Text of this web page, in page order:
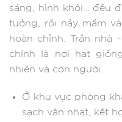
sáng, hình khối… đều
tưởng, rồi nảy mầm
hoàn chỉnh. Trần nhà
chính là nơi hạt
nhiên và con người.
Ở khu vực phòng
sạch vân nhạt, kết